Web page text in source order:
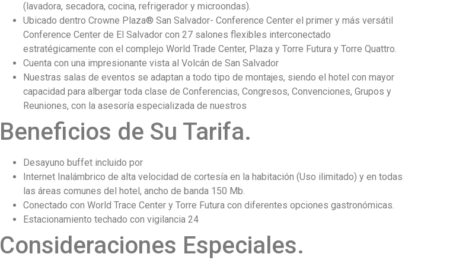
(lavadora, secadora, cocina, refrigerador y microondas).
Ubicado dentro Crowne Plaza® San Salvador- Conference Center el primer y más versátil
Conference Center de El Salvador con 27 salones flexibles interconectado
estratégicamente con el complejo World Trade Center, Plaza y Torre Futura y Torre Quattro.
Cuenta con una impresionante vista al Volcán de San Salvador
Nuestras salas de eventos se adaptan a todo tipo de montajes, siendo el hotel con mayor
capacidad para albergar toda clase de Conferencias, Congresos, Convenciones, Grupos y
Reuniones, con la asesoría especializada de nuestros
Beneficios de Su Tarifa.
Desayuno buffet incluido por
Internet Inalámbrico de alta velocidad de cortesía en la habitación (Uso ilimitado) y en todas
las áreas comunes del hotel, ancho de banda 150 Mb.
Conectado con World Trace Center y Torre Futura con diferentes opciones gastronómicas.
Estacionamiento techado con vigilancia 24
Consideraciones Especiales.